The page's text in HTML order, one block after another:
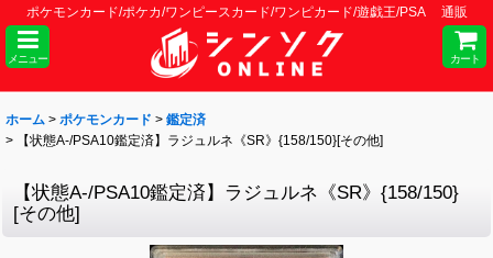
ポケモンカード/ポケカ/ワンピースカード/ワンピカード/遊戯王/PSA 通販
メニュー カート
ホーム > ポケモンカード > 鑑定済
>
【状態A-/PSA10鑑定済】ラジュルネ《SR》{158/150}[その他]
【状態A-/PSA10鑑定済】ラジュルネ《SR》{158/150}
[その他]